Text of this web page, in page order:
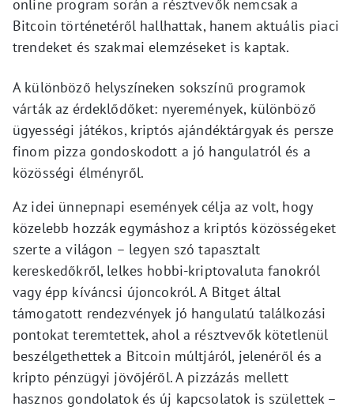
online program során a résztvevők nemcsak a
Bitcoin történetéről hallhattak, hanem aktuális piaci
trendeket és szakmai elemzéseket is kaptak.
A különböző helyszíneken sokszínű programok
várták az érdeklődőket: nyeremények, különböző
ügyességi játékos, kriptós ajándéktárgyak és persze
finom pizza gondoskodott a jó hangulatról és a
közösségi élményről.
Az idei ünnepnapi események célja az volt, hogy
közelebb hozzák egymáshoz a kriptós közösségeket
szerte a világon – legyen szó tapasztalt
kereskedőkről, lelkes hobbi-kriptovaluta fanokról
vagy épp kíváncsi újoncokról. A Bitget által
támogatott rendezvények jó hangulatú találkozási
pontokat teremtettek, ahol a résztvevők kötetlenül
beszélgethettek a Bitcoin múltjáról, jelenéről és a
kripto pénzügyi jövőjéről. A pizzázás mellett
hasznos gondolatok és új kapcsolatok is születtek –